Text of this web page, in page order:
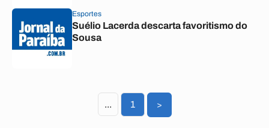
Esportes
Suélio Lacerda descarta favoritismo do
Sousa
... 1 >